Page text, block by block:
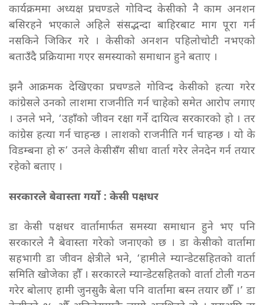
कार्यक्रममा अध्यक्ष प्रचण्डले गोविन्द केसीको नै काम अनशन
बसिरहने भएकाले अहिले संसद्भन्दा बाहिरबाट माग पूरा गर्न
नसकिने जिकिर गरे । केसीको अनशन पहिलोचोटी नभएको
बताउँदै प्रक्रियामा गएर समस्याको समाधान हुने बताए ।
झनै आक्रमक देखिएका प्रचण्डले गोविन्द केसीको हत्या गरेर
कांग्रेसले उनको लाशमा राजनीति गर्न चाहेको समेत आरोप लगाए
। उनले भने, ‘उहाँको जीवन रक्षा गर्ने दायित्व सरकारको हो । तर
कांग्रेस हत्या गर्न चाहन्छ । लाशको राजनीति गर्न चाहन्छ । यो के
विडम्बना हो रु’ उनले केसीसँग सीधा वार्ता गरेर लेनदेन गर्न तयार
रहेको बताए ।
सरकारले बेवास्ता गर्यो : केसी पक्षधर
डा केसी पक्षधर वार्तामार्फत समस्या समाधान हुने भए पनि
सरकारले नै बेवास्ता गरेको जनाएको छ । डा केसीको वार्तामा
सहभागी डा जीवन क्षेत्रीले भने, ‘हामीले म्यान्डेटसहितको वार्ता
समिति खोजेका हौँ । सरकारले म्यान्डेटसहितको वार्ता टोली गठन
गरेर बोलाए हामी जुनसुकै बेला पनि वार्तामा बस्न तयार छौँ ।’ डा